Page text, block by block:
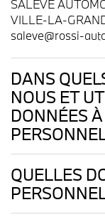
SALEVE
VILLE-LA-
saleve@rossi-
DANS
NOUS ET
DONNÉES
QUELLES